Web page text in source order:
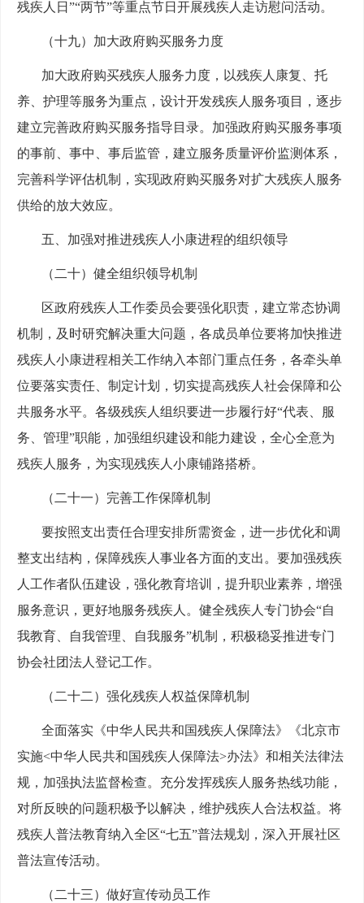
残疾人日”“两节”等重点节日开展残疾人走访慰问活动。
（十九）加大政府购买服务力度
加大政府购买残疾人服务力度，以残疾人康复、托
养、护理等服务为重点，设计开发残疾人服务项目，逐步
建立完善政府购买服务指导目录。加强政府购买服务事项
的事前、事中、事后监管，建立服务质量评价监测体系，
完善科学评估机制，实现政府购买服务对扩大残疾人服务
供给的放大效应。
五、加强对推进残疾人小康进程的组织领导
（二十）健全组织领导机制
区政府残疾人工作委员会要强化职责，建立常态协调
机制，及时研究解决重大问题，各成员单位要将加快推进
残疾人小康进程相关工作纳入本部门重点任务，各牵头单
位要落实责任、制定计划，切实提高残疾人社会保障和公
共服务水平。各级残疾人组织要进一步履行好“代表、服
务、管理”职能，加强组织建设和能力建设，全心全意为
残疾人服务，为实现残疾人小康铺路搭桥。
（二十一）完善工作保障机制
要按照支出责任合理安排所需资金，进一步优化和调
整支出结构，保障残疾人事业各方面的支出。要加强残疾
人工作者队伍建设，强化教育培训，提升职业素养，增强
服务意识，更好地服务残疾人。健全残疾人专门协会“自
我教育、自我管理、自我服务”机制，积极稳妥推进专门
协会社团法人登记工作。
（二十二）强化残疾人权益保障机制
全面落实《中华人民共和国残疾人保障法》《北京市
实施<中华人民共和国残疾人保障法>办法》和相关法律法
规，加强执法监督检查。充分发挥残疾人服务热线功能，
对所反映的问题积极予以解决，维护残疾人合法权益。将
残疾人普法教育纳入全区“七五”普法规划，深入开展社区
普法宣传活动。
（二十三）做好宣传动员工作